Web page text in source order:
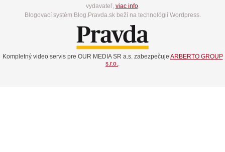
vydavateľ, viac info.
Blogovací systém Blog.Pravda.sk beží na technológií Wordpress.
Kompletný video servis pre OUR MEDIA SR a.s. zabezpečuje ARBERTO GROUP
s.r.o..